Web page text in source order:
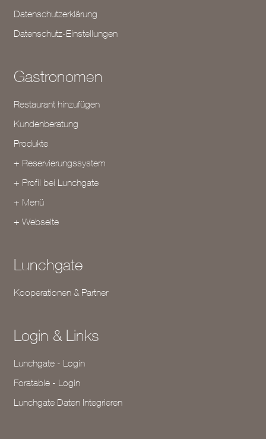
Datenschutzerklärung
Datenschutz-Einstellungen
Gastronomen
Restaurant hinzufügen
Kundenberatung
Produkte
+ Reservierungssystem
+ Profil bei Lunchgate
+ Menü
+ Webseite
Lunchgate
Kooperationen & Partner
Login & Links
Lunchgate - Login
Foratable - Login
Lunchgate Daten Integrieren